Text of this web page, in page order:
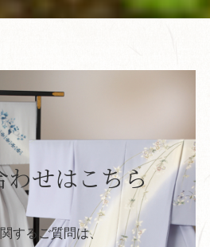
わせはこちら
するご質問は、